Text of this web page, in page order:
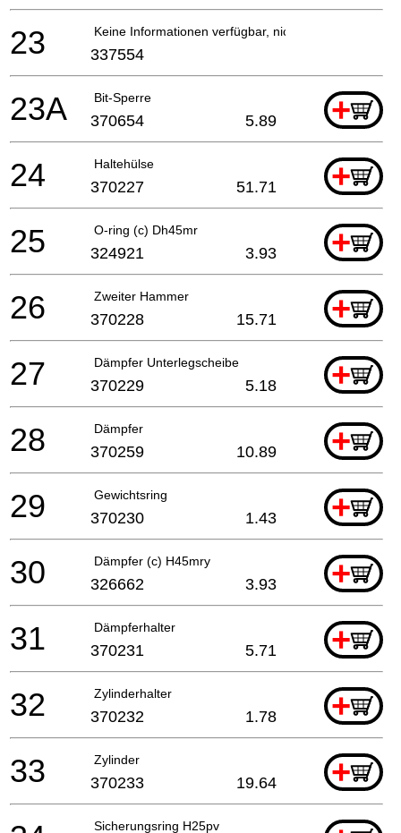
Keine Informationen verfügbar, nicht bestellbar
23 337554
Bit-Sperre +
23A 370654 5.89
Haltehülse +
24 370227 51.71
O-ring (c) Dh45mr +
25 324921 3.93
Zweiter Hammer +
26 370228 15.71
Dämpfer Unterlegscheibe +
27 370229 5.18
Dämpfer +
28 370259 10.89
Gewichtsring +
29 370230 1.43
Dämpfer (c) H45mry +
30 326662 3.93
Dämpferhalter +
31 370231 5.71
Zylinderhalter +
32 370232 1.78
Zylinder +
33 370233 19.64
Sicherungsring H25pv